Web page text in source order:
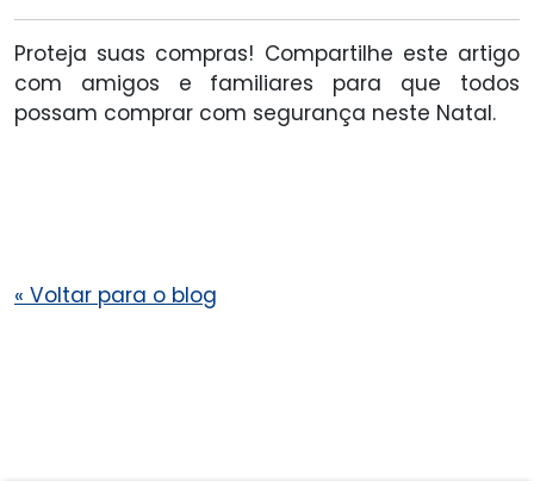
Proteja suas compras! Compartilhe este artigo
com amigos e familiares para que todos
possam comprar com segurança neste Natal.
« Voltar para o blog